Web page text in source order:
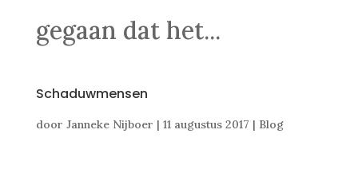
gegaan dat het...
Schaduwmensen
door Janneke Nijboer | 11 augustus 2017 | Blog